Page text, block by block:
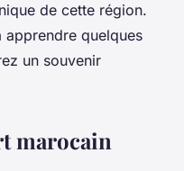
de cette région.
quelques
un souvenir
marocain